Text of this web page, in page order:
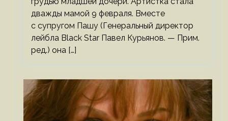
дважды мамой 9 февраля. Вместе
с супругом Пашу (Генеральный директор
лейбла Black Star Павел Курьянов. — Прим.
ред.) она […]